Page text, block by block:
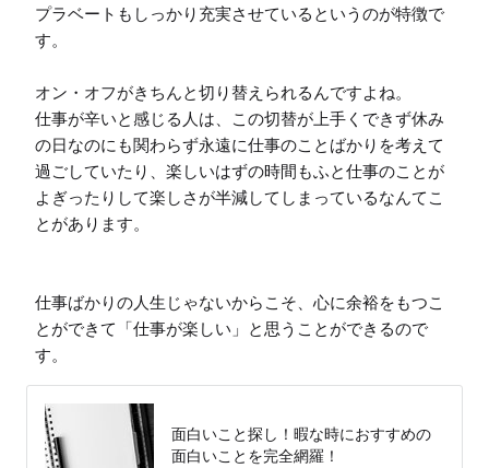
プラベートもしっかり充実させているというのが特徴で
す。
オン・オフがきちんと切り替えられるんですよね。
仕事が辛いと感じる人は、この切替が上手くできず休み
の日なのにも関わらず永遠に仕事のことばかりを考えて
過ごしていたり、楽しいはずの時間もふと仕事のことが
よぎったりして楽しさが半減してしまっているなんてこ
とがあります。
仕事ばかりの人生じゃないからこそ、心に余裕をもつこ
とができて「仕事が楽しい」と思うことができるので
す。
面白いこと探し！暇な時におすすめの
面白いことを完全網羅！